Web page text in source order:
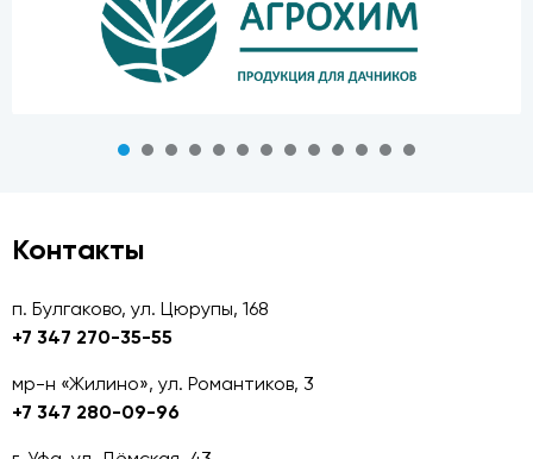
Контакты
п. Булгаково, ул. Цюрупы, 168
+7 347 270-35-55
мр-н «Жилино», ул. Романтиков, 3
+7 347 280-09-96